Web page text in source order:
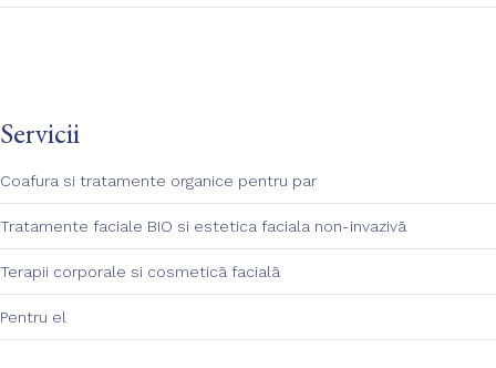
Servicii
Coafura si tratamente organice pentru par
Tratamente faciale BIO si estetica faciala non-invazivā
Terapii corporale si cosmeticā facialā
Pentru el